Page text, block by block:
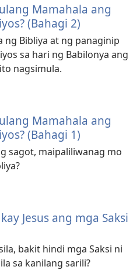
Mamahala ang
(Bahagi 2)
ng Bibliya at ng panaginip
sa hari ng Babilonya ang
nagsimula.
Mamahala ang
(Bahagi 1)
sagot, maipaliliwanag mo
Jesus ang mga Saksi
bakit hindi mga Saksi ni
sa kanilang sarili?